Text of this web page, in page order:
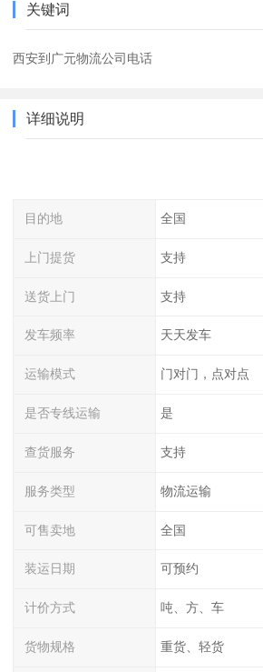
关键词
西安到广元物流公司电话
详细说明
目的地 全国
上门提货 支持
送货上门 支持
发车频率 天天发车
运输模式 门对门，点对点
是否专线运输 是
查货服务 支持
服务类型 物流运输
可售卖地 全国
装运日期 可预约
计价方式 吨、方、车
货物规格 重货、轻货